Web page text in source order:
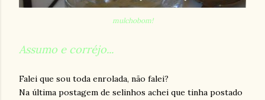
mulchobom!
Assumo e corréjo...
Falei que sou toda enrolada, não falei?
Na última postagem de selinhos achei que tinha postado